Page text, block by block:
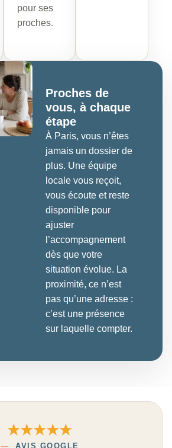
pour ses
proches.
Proches de
vous, à chaque
étape
À Paris, vous n’êtes
jamais un dossier de
plus. Une équipe
locale vous reçoit,
vous écoute et reste
disponible pour
ajuster
l’accompagnement
dès que votre
situation évolue. La
proximité, ce n’est
pas qu’une adresse :
c’est une présence
sur laquelle compter.
★★★★★
— AVIS GOOGLE